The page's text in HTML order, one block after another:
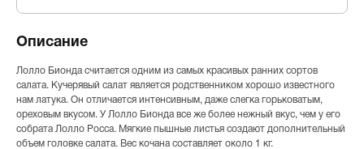
Описание
Лолло Бионда считается одним из самых красивых ранних сортов
салата. Кучерявый салат является родственником хорошо известного
нам латука. Он отличается интенсивным, даже слегка горьковатым,
ореховым вкусом. У Лолло Бионда все же более нежный вкус, чем у его
собрата Лолло Росса. Мягкие пышные листья создают дополнительный
объем головке салата. Вес кочана составляет около 1 кг.